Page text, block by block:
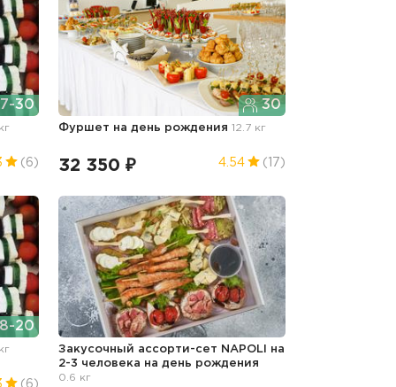
30
(6)
30
Фуршет на день рождения 12.7 кг
32 350 ₽ 4.54 (17)
20
(6)
Закусочный ассорти-сет NAPOLI на
2-3 человека на день рождения
0.6 кг